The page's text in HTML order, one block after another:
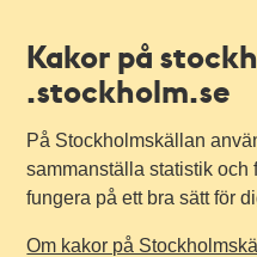
Kakor på
.stockholm.se
På Stockholmskällan
sammanställa statistik och
fungera på ett bra sätt för
Om kakor på